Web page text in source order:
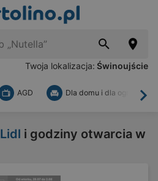
Twoja lokalizacja: Świnoujście
AGD Dla domu i dla ogrodu
Lidl i godziny otwarcia w